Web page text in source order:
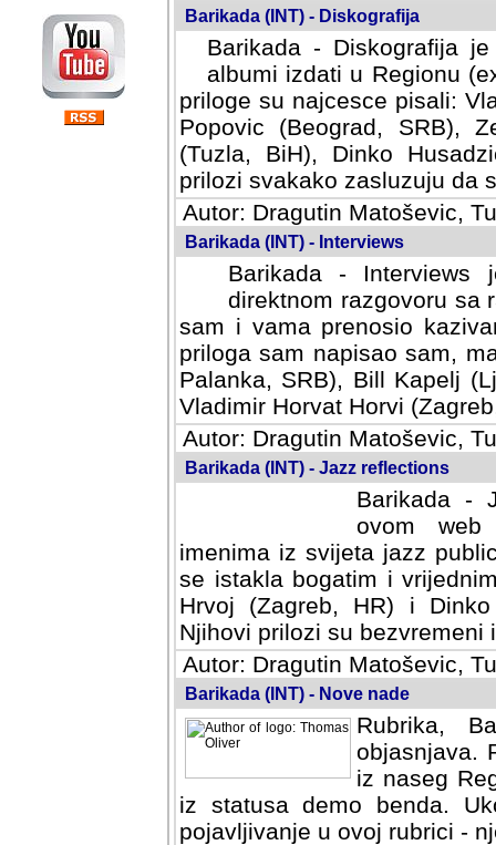
Barikada (INT) - Diskografija
Barikada - Diskografija
albumi izdati u Regionu
priloge su najcesce pisali:
Popovic (Beograd, SRB),
(Tuzla, BiH), Dinko
prilozi svakako zasluzuju da
Autor: Dragutin Matoševic,
Barikada (INT) - Interviews
Barikada -
direktnom razgovoru sa
sam i vama prenosio
priloga sam napisao sam,
Palanka, SRB), Bill Kapelj
Vladimir Horvat Horvi
Autor: Dragutin Matoševic,
Barikada (INT) - Jazz reflections
Barikada -
ovom web
imenima iz svijeta jazz
se istakla bogatim i
Hrvoj (Zagreb, HR) i
Njihovi prilozi su bezvremeni
Autor: Dragutin Matoševic,
Barikada (INT) - Nove nade
Rubrika,
objasnjava.
iz naseg
iz statusa demo benda.
pojavljivanje u ovoj rubrici -